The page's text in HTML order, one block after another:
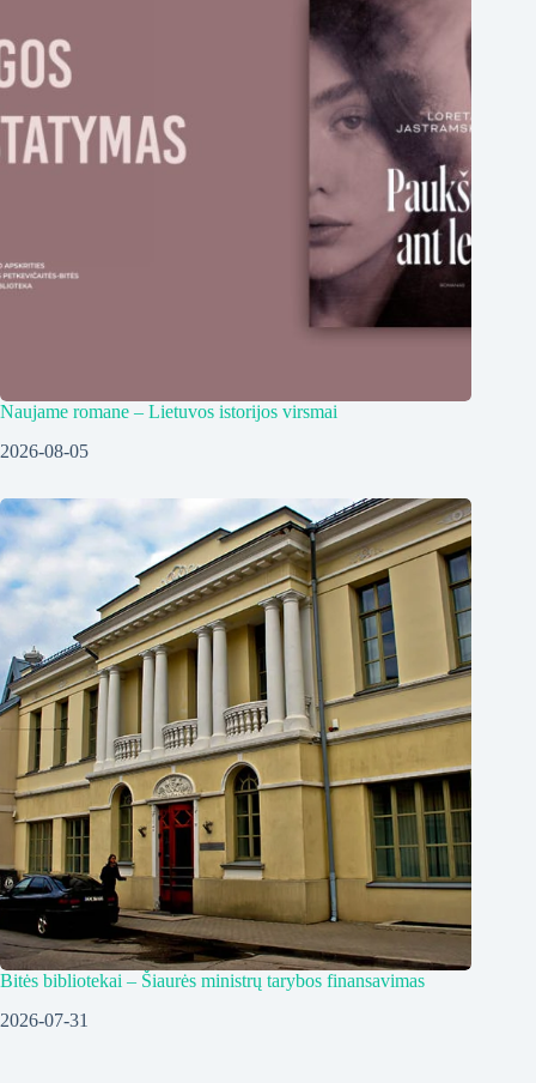
Naujame romane – Lietuvos istorijos virsmai
2026-08-05
Bitės bibliotekai – Šiaurės ministrų tarybos finansavimas
2026-07-31